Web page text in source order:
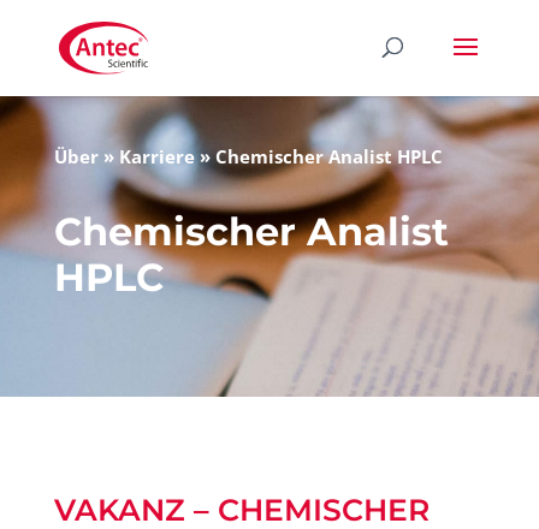
Über» Karriere»Chemischer Analist HPLC
Chemischer Analist
HPLC
VAKANZ – CHEMISCHER